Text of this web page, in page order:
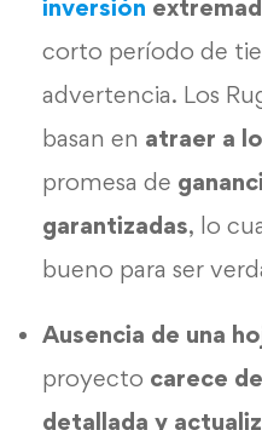
inversión
corto período de
advertencia. Los
basan en atraer a
promesa de
garantizadas, lo
bueno para ser
Ausencia de una
proyecto carece
detallada y